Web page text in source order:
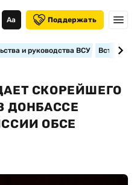
Аа Поддержать
и руководства ВСУ
СКОРЕЙШЕГО
ДОНБАССЕ
ОБСЕ